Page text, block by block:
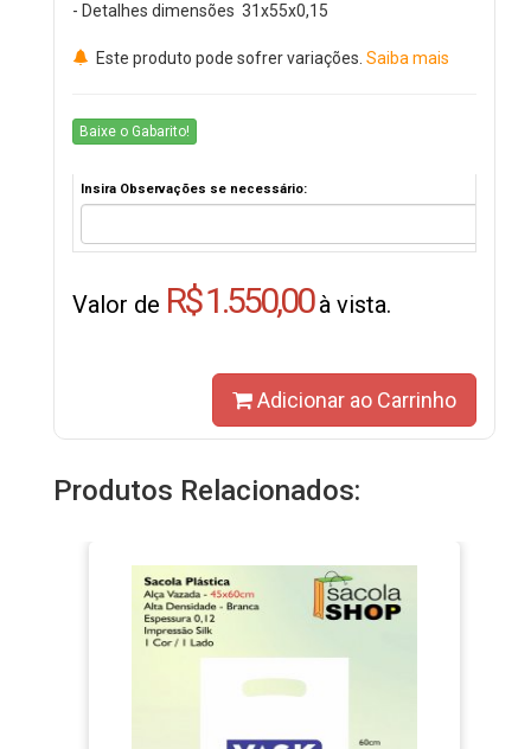
- Detalhes dimensões 31x55x0,15
Este produto pode sofrer variações. Saiba mais
Baixe o Gabarito!
Insira Observações se necessário:
Valor de R$ 1.550,00à vista.
Adicionar ao Carrinho
Produtos Relacionados: